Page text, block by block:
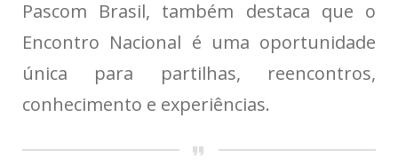
Pascom Brasil, também destaca que o
Encontro Nacional é uma oportunidade
única para partilhas, reencontros,
conhecimento e experiências.